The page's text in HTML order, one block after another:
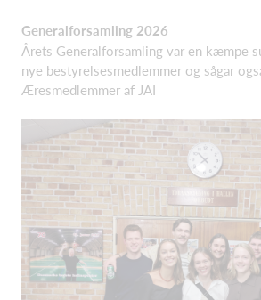
Generalforsamling 2026
Årets Generalforsamling var en kæmpe
nye bestyrelsesmedlemmer og sågar
Æresmedlemmer af JAI